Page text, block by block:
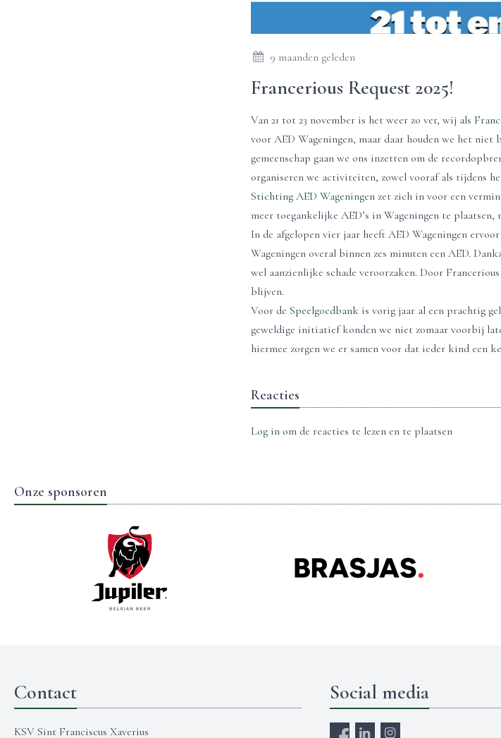
9 maanden geleden
Francerious Request 2025!
Van 21 tot 23 november is het weer zo ver, wij als
voor AED Wageningen, maar daar houden we het
gemeenschap gaan we ons inzetten om de
organiseren we activiteiten, zowel vooraf als tijdens
Stichting AED Wageningen zet zich in voor een
meer toegankelijke AED’s in Wageningen te
In de afgelopen vier jaar heeft AED Wageningen
Wageningen overal binnen zes minuten een AED.
wel aanzienlijke schade veroorzaken. Door
blijven.
Voor de Speelgoedbank is vorig jaar al een prachtig
geweldige initiatief konden we niet zomaar voorbij
hiermee zorgen we er samen voor dat ieder kind een
Reacties
Log in om de reacties te lezen en te plaatsen
Onze sponsoren
Contact
KSV Sint Franciscus Xaverius
Social media